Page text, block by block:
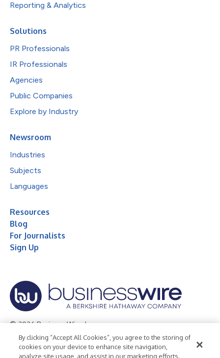
Reporting & Analytics
Solutions
PR Professionals
IR Professionals
Agencies
Public Companies
Explore by Industry
Newsroom
Industries
Subjects
Languages
Resources
Blog
For Journalists
Sign Up
© 2026 Business Wire, Inc.
Privacy Policy Cookie Policy
Accessibility Statement
By clicking “Accept All Cookies”, you agree to the storing of
cookies on your device to enhance site navigation,
analyze site usage, and assist in our marketing efforts.